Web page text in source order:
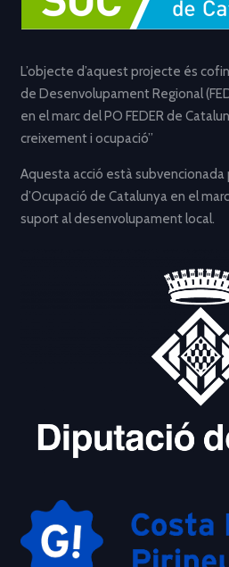
L’objecte d’aquest projecte és
de Desenvolupament Regional
en el marc del PO FEDER de
creixement i ocupació”
Aquesta acció està subvencionada
d’Ocupació de Catalunya en el
suport al desenvolupament local.